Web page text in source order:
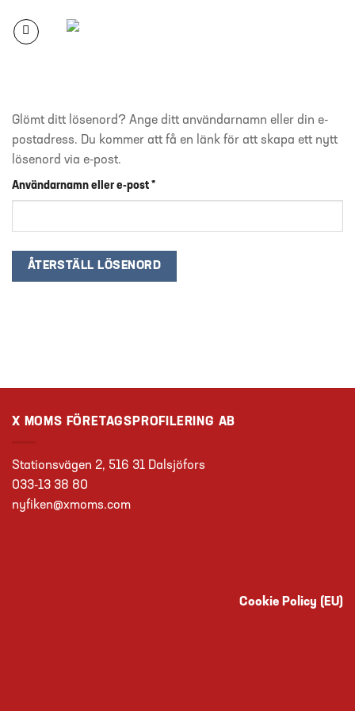
content
Glömt ditt lösenord? Ange ditt användarnamn eller din e-
postadress. Du kommer att få en länk för att skapa ett nytt
lösenord via e-post.
Användarnamn eller e-post *Obligatoriskt
ÅTERSTÄLL LÖSENORD
X MOMS FÖRETAGSPROFILERING AB
Stationsvägen 2, 516 31 Dalsjöfors
033-13 38 80
nyfiken@xmoms.com
Cookie Policy (EU)